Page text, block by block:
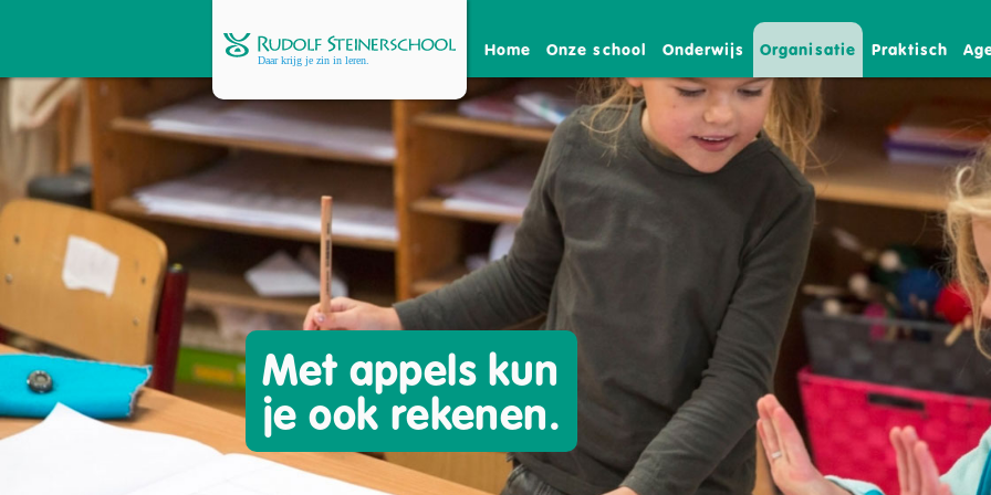
Home Onze school Onderwijs Organisatie Praktisch
Met appels kun
je ook rekenen.